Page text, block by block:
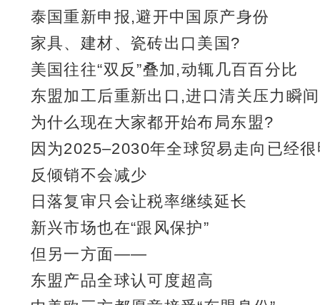
泰国重新申报,避开中国原产身份
家具、建材、瓷砖出口美国?
美国往往“双反”叠加,动辄几百百分比
东盟加工后重新出口,进口清关压力瞬
为什么现在大家都开始布局东盟?
因为2025–2030年全球贸易走向已经
反倾销不会减少
日落复审只会让税率继续延长
新兴市场也在“跟风保护”
但另一方面——
东盟产品全球认可度超高